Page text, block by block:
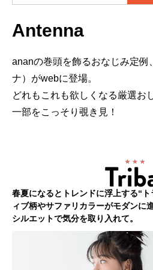
Antenna
ananの巻頭を飾るおなじみ定
ナ）がwebに登場。
どれもこれも欲しくなる厳選お
一部をこっそり覗き見！
春夏になるとトレンドに浮上する“
ィブ柄やサファリカラーがモダンに
シルエットで気分を取り入れて。